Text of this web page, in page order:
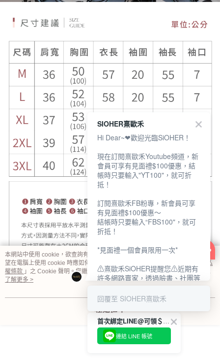
本網站中使用 cookie，欲查詢有關本網站使用 cookie 方式之詳情，及若您不希
望在電腦上使用 cookie 時應如何變更電腦的 cookie 設定，請參閱本網站「
隱私
權條款 」之 Cookie 聲明。您繼續使用本網站即表示您同意本公司得按本網站使
用條款之 Cookie 聲明使用 cookie。
了解更多 >
我知道了
首次綁定LINE@可領＄100折扣優惠
連結 LINE 帳號
SIOHER熹歐禾
Hi Dear~❤歡迎光臨SiOHER！
現在訂閱熹歐禾Youtube頻道，新
會員可享有見面禮$100優惠，結
帳時只要輸入"YT100"，就可折
抵！
訂閱熹歐禾FB粉專，新會員可享
有見面禮$100優惠～
結帳時只要輸入“FBS100"，就可
折抵！
*見面禮一個會員限用一次*
⚠熹歐禾SiOHER提醒您⚠近期有
許多網路賣家，透過臉書、社團等
SiOHER』品牌授權、或有內部管
消費者上當及受害。
如有疑慮請至官網先訂單查尋如
〝TM / TS / TG〞開頭,都是我們
回覆至 SIOHER熹歐禾